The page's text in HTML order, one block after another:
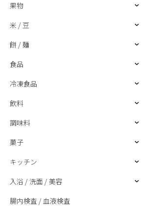
果物
米 / 豆
餅 / 麺
食品
冷凍食品
飲料
調味料
菓子
キッチン
入浴 / 洗面 / 美容
腸内検査 / 血液検査